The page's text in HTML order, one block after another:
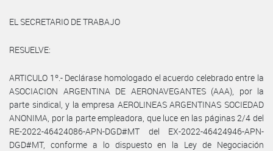
EL SECRETARIO DE TRABAJO
RESUELVE:
ARTICULO 1º.- Declárase homologado el acuerdo celebrado entre la
ASOCIACION ARGENTINA DE AERONAVEGANTES (AAA), por la
parte sindical, y la empresa AEROLINEAS ARGENTINAS SOCIEDAD
ANONIMA, por la parte empleadora, que luce en las páginas 2/4 del
RE-2022-46424086-APN-DGD#MT del EX-2022-46424946-APN-
DGD#MT, conforme a lo dispuesto en la Ley de Negociación